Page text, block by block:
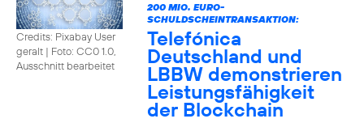
Credits: Pixabay User
geralt | Foto: CC0 1.0,
Ausschnitt bearbeitet
200 MIO. EURO-
SCHULDSCHEINTRANSAKTION:
Telefónica
Deutschland und
LBBW demonstrieren
Leistungsfähigkeit
der Blockchain